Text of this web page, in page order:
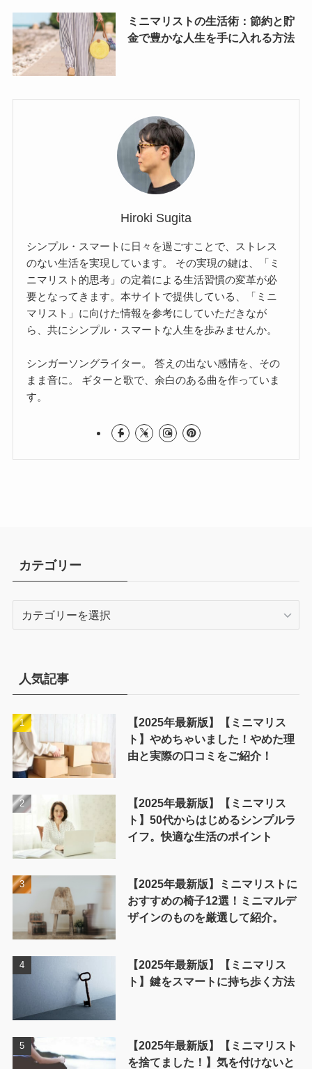
ミニマリストの生活術：節約と貯
金で豊かな人生を手に入れる方法
Hiroki Sugita
シンプル・スマートに日々を過ごすことで、ストレス
のない生活を実現しています。 その実現の鍵は、「ミ
ニマリスト的思考」の定着による生活習慣の変革が必
要となってきます。本サイトで提供している、「ミニ
マリスト」に向けた情報を参考にしていただきなが
ら、共にシンプル・スマートな人生を歩みませんか。
シンガーソングライター。 答えの出ない感情を、その
まま音に。 ギターと歌で、余白のある曲を作っていま
す。
カテゴリー
ー人気記事
【2025年最新版】【ミニマリス
ト】やめちゃいました！やめた理
由と実際の口コミをご紹介！
【2025年最新版】【ミニマリス
ト】50代からはじめるシンプルラ
イフ。快適な生活のポイント
【2025年最新版】ミニマリストに
おすすめの椅子12選！ミニマルデ
ザインのものを厳選して紹介。
【2025年最新版】【ミニマリス
ト】鍵をスマートに持ち歩く方法
【2025年最新版】【ミニマリスト
を捨てました！】気を付けないと